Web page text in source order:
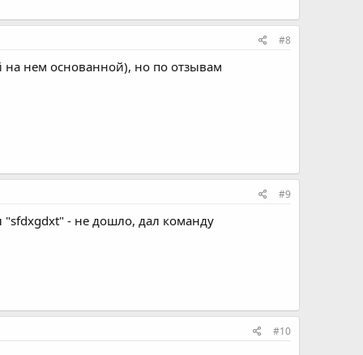
#8
на нем основанной), но по отзывам
#9
"sfdxgdxt" - не дошло, дал команду
#10